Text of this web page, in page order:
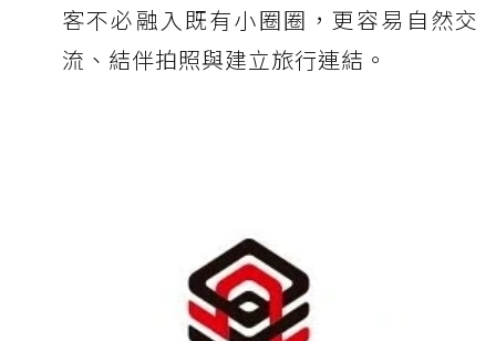
客不必融入既有小圈圈，更容易自然交
流、結伴拍照與建立旅行連結。